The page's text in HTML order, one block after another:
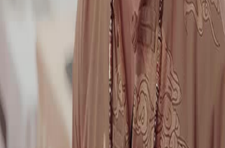
Saat adegan dalam ruangan berubah menjadi desa dengan TV CRT yang menayangkan
adegan sebelumnya—wow! Ini bukan sekadar transisi, melainkan meta-narasi. Warga desa
bereaksi seperti penonton sungguhan terhadap Cap Kekaisaran. Film ini bukan hanya
cerita, tetapi refleksi tentang cara kita mengonsumsi drama.
Ia diam, tangan menyilang, namun matanya berbicara lebih keras daripada seluruh dialog.
Saat Cap Kekaisaran diangkat, ia satu-satunya yang tidak terkejut—seolah sudah
mengetahui akhirnya. Gaya busana mewah dibandingkan latar belakang sederhana
menciptakan kontras yang kuat. Siapa sebenarnya dia? 🤫
Kakek Berjenggot Putih: Jiwa Tenang di Tengah Badai
Di tengah kegaduhan, ia tersenyum lebar saat melihat televisi. Bukan karena kebodohan,
melainkan karena kesadaran: semua ini hanyalah pertunjukan. Baginya, Cap Kekaisaran
mungkin hanya batu ukir biasa. Kebijaksanaan desa versus ambisi kota—konflik generasi